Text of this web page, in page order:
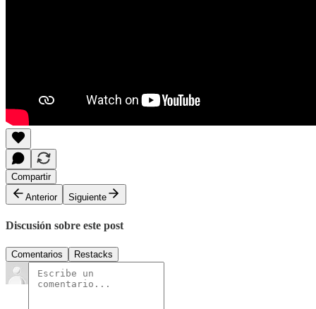
Compartir
Anterior
Siguiente
Discusión sobre este post
Comentarios Restacks